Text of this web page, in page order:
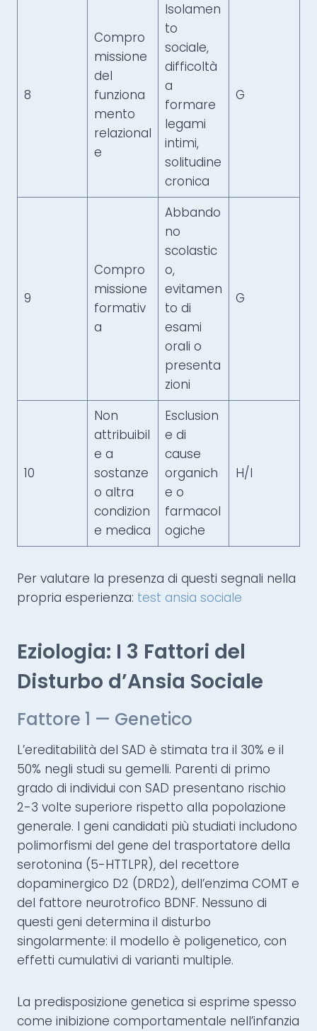
8
Compro
missione
del
funziona
mento
relazional
e
Isolamen
to
sociale,
difficoltà
a
formare
legami
intimi,
solitudine
cronica
G
9
Compro
missione
formativ
a
Abbando
no
scolastic
o,
evitamen
to di
esami
orali o
presenta
zioni
G
10
Non
attribuibil
e a
sostanze
o altra
condizion
e medica
Esclusion
e di
cause
organich
e o
farmacol
ogiche
H/I
Per valutare la presenza di questi segnali nella
propria esperienza: test ansia sociale
Eziologia: I 3 Fattori del
Disturbo d’Ansia Sociale
Fattore 1 — Genetico
L’ereditabilità del SAD è stimata tra il 30% e il
50% negli studi su gemelli. Parenti di primo
grado di individui con SAD presentano rischio
2-3 volte superiore rispetto alla popolazione
generale. I geni candidati più studiati includono
polimorfismi del gene del trasportatore della
serotonina (5-HTTLPR), del recettore
dopaminergico D2 (DRD2), dell’enzima COMT e
del fattore neurotrofico BDNF. Nessuno di
questi geni determina il disturbo
singolarmente: il modello è poligenetico, con
effetti cumulativi di varianti multiple.
La predisposizione genetica si esprime spesso
come inibizione comportamentale nell’infanzia